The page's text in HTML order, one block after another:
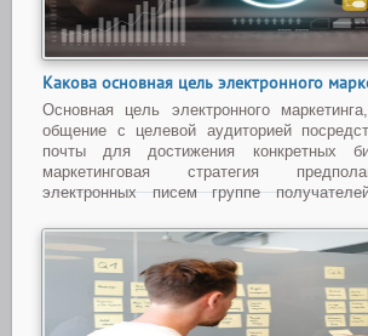
Какова основная цель электронного
Основная цель электронного
общение с целевой аудиторией
почты для достижения конкретных
маркетинговая стратегия
электронных писем группе
либо име...Читать дальше »